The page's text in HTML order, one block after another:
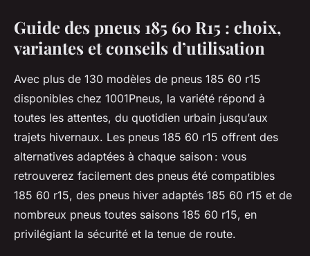
Guide des pneus 185 60 R15 : choix,
variantes et conseils d’utilisation
Avec plus de 130 modèles de pneus 185 60 r15
disponibles chez 1001Pneus, la variété répond à
toutes les attentes, du quotidien urbain jusqu’aux
trajets hivernaux. Les pneus 185 60 r15 offrent des
alternatives adaptées à chaque saison : vous
retrouverez facilement des pneus été compatibles
185 60 r15, des pneus hiver adaptés 185 60 r15 et de
nombreux pneus toutes saisons 185 60 r15, en
privilégiant la sécurité et la tenue de route.